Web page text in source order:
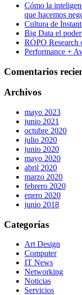
Cómo la
que hacemos
Cultura de
Big Data el
ROPO Research
Performance +
Comentarios
Archivos
mayo 2023
junio 2021
octubre 2020
julio 2020
junio 2020
mayo 2020
abril 2020
marzo 2020
febrero 2020
enero 2020
junio 2018
Categorías
Art Design
Computer
IT News
Networking
Noticias
Servicios